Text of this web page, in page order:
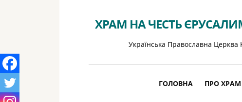
ХРАМ НА ЧЕСТЬ
Українська Православна Церква
ГОЛОВНА ПРО ХРАМ